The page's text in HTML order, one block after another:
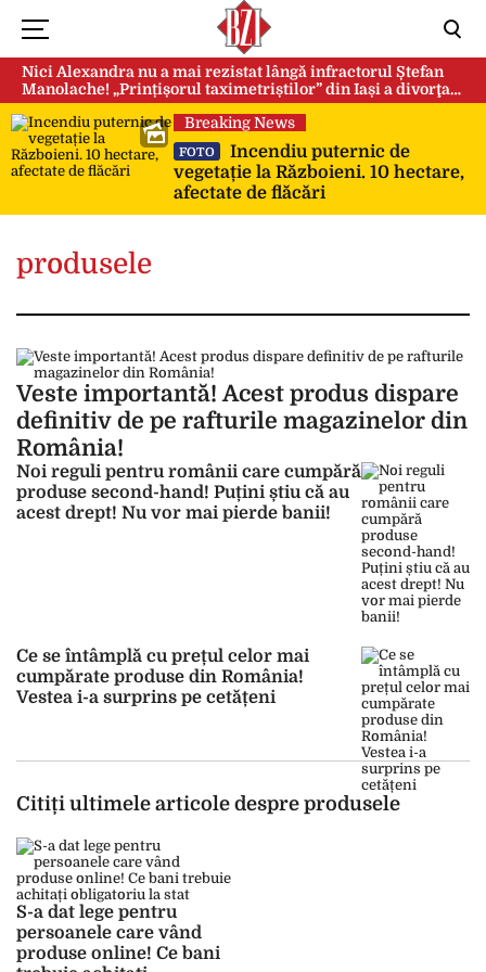
Nici Alexandra nu a mai rezistat lângă infractorul Ștefan
Manolache! „Prințișorul taximetriștilor” din Iași a divorţat
după doi ani de căsnicie
Breaking News
FOTO
Incendiu puternic de
vegetație la Războieni. 10 hectare,
afectate de flăcări
produsele
Veste importantă! Acest produs dispare
definitiv de pe rafturile magazinelor din
România!
Noi reguli pentru românii care cumpără
produse second-hand! Puțini știu că au
acest drept! Nu vor mai pierde banii!
Ce se întâmplă cu prețul celor mai
cumpărate produse din România!
Vestea i-a surprins pe cetățeni
Citiți ultimele articole despre produsele
S-a dat lege pentru
persoanele care vând
produse online! Ce bani